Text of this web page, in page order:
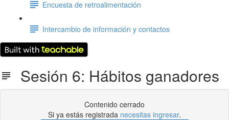
Encuesta de retroalimentación
Intercambio de información y contactos
Sesión 6: Hábitos ganadores
Contenido cerrado
Si ya estás registrada necesitas ingresar.